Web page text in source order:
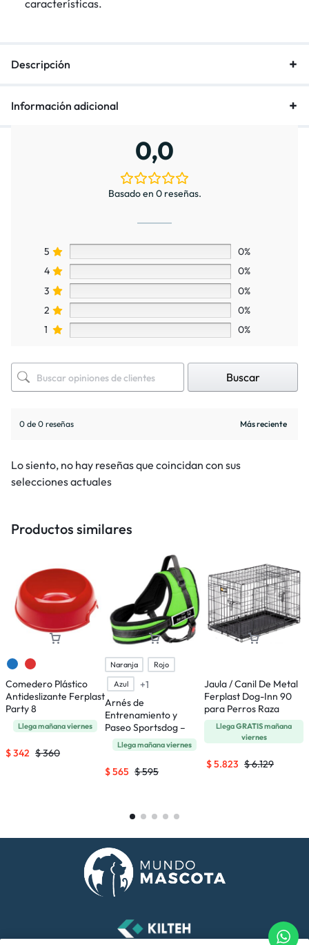
características.
Descripción
Información adicional
0,0
Basado en 0 reseñas.
5
0%
4
0%
3
0%
2
0%
1
0%
Buscar
0 de 0 reseñas
Lo siento, no hay reseñas que coincidan con sus
selecciones actuales
Productos similares
Comedero Plástico
Antideslizante Ferplast
Party 8
Llega mañanaviernes
$360
$342
Naranja
Rojo
Azul
+1
Arnés de
Entrenamiento y
Paseo Sportsdog –
Talle S
Llega mañanaviernes
$595
$565
Jaula / Canil De Metal
Ferplast Dog-Inn 90
para Perros Raza
Mediana
LlegaGRATISmañana
viernes
$6.129
$5.823